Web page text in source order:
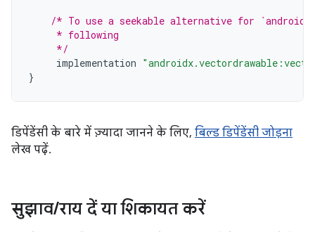
/* To use a seekable alternative for
     * following
     */
implementation
}
डिपेंडेंसी के बारे में ज़्यादा जानने के लिए, बिल्ड डिपेंडेंसी जोड़ना
लेख पढ़ें.
सुझाव/राय दें या शिकायत करें